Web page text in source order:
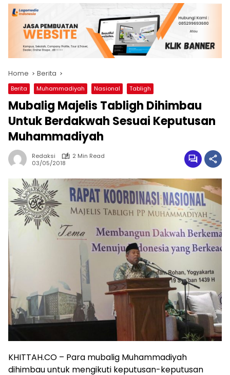
Home Berita
Berita Muhammadiyah Nasional Tabligh
Mubalig Majelis Tabligh Dihimbau
Untuk Berdakwah Sesuai Keputusan
Muhammadiyah
Redaksi
2 Min Read
03/05/2018
KHITTAH.CO – Para mubalig Muhammadiyah
dihimbau untuk mengikuti keputusan-keputusan